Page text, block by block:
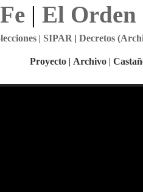
| El Orden
| SIPAR | Decretos
Proyecto | Archivo |